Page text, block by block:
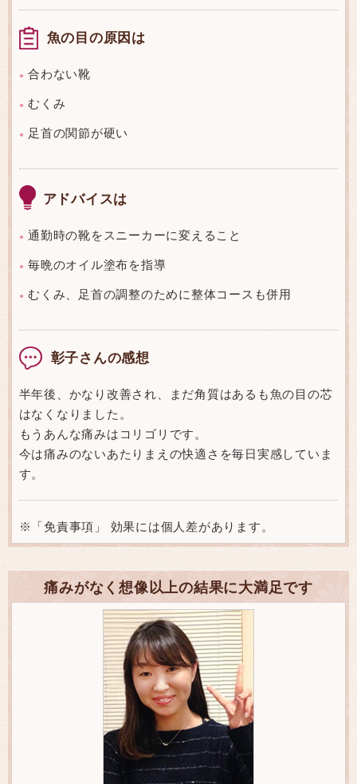
魚の目の原因は
● 合わない靴
● むくみ
● 足首の関節が硬い
アドバイスは
● 通勤時の靴をスニーカーに変えること
● 毎晩のオイル塗布を指導
● むくみ、足首の調整のために整体コースも併用
彰子さんの感想
半年後、かなり改善され、まだ角質はあるも魚の目の芯
はなくなりました。
もうあんな痛みはコリゴリです。
今は痛みのないあたりまえの快適さを毎日実感していま
す。
※「免責事項」 効果には個人差があります。
痛みがなく想像以上の結果に大満足です